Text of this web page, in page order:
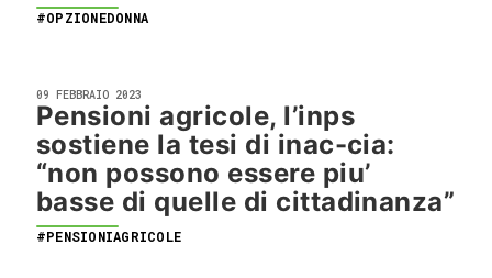
#OPZIONEDONNA
09 FEBBRAIO 2023
Pensioni agricole, l’inps
sostiene la tesi di inac-cia:
“non possono essere piu’
basse di quelle di cittadinanza”
#PENSIONIAGRICOLE